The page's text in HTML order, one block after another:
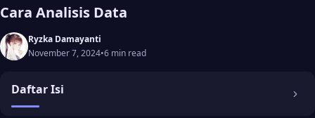
Cara Analisis Data
Ryzka Damayanti
November 7, 2024•6 min read
Daftar Isi